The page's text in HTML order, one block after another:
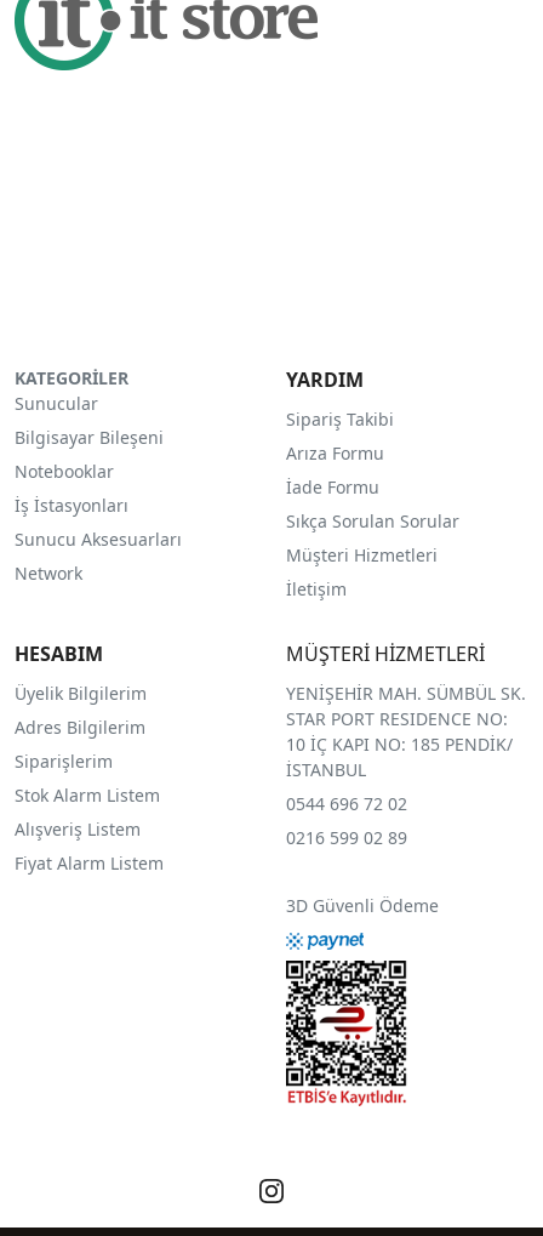
KATEGORİLER
Sunucular
Bilgisayar Bileşeni
Notebooklar
İş İstasyonları
Sunucu Aksesuarları
Network
YARDIM
Sipariş Takibi
Arıza Formu
İade Formu
Sıkça Sorulan Sorular
Müşteri Hizmetleri
İletişim
HESABIM
Üyelik Bilgilerim
Adres Bilgilerim
Siparişlerim
Stok Alarm Listem
Alışveriş Listem
Fiyat Alarm Listem
MÜŞTERİ HİZMETLERİ
YENİŞEHİR MAH. SÜMBÜL SK.
STAR PORT RESIDENCE NO:
10 İÇ KAPI NO: 185 PENDİK/
İSTANBUL
0544 696 72 02
0216 599 02 89
3D Güvenli Ödeme